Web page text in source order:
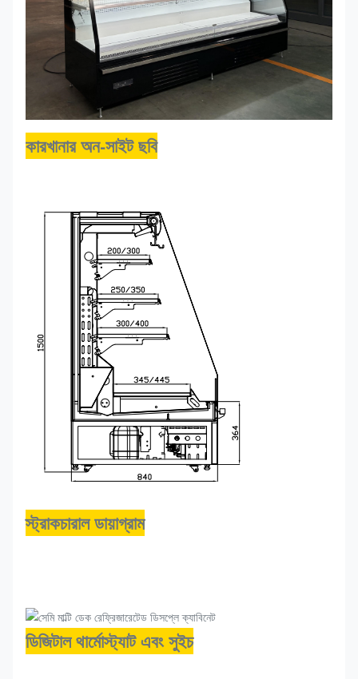
SEMI
2560*740*1500 R290
+1~-
+5
400
কারখানার অন-সাইট ছবি
স্ট্রাকচারাল ডায়াগ্রাম
ডিজিটাল থার্মোস্ট্যাট এবং সুইচ